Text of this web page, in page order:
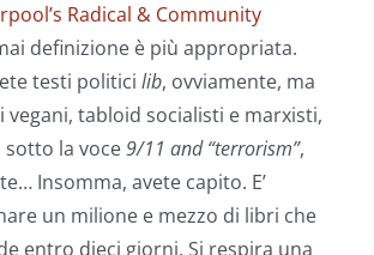
Radical & Community
definizione è più appropriata.
testi politici lib, ovviamente, ma
tabloid socialisti e marxisti,
la voce9/11 and “terrorism”,
Insomma, avete capito. E’
un milione e mezzo di libri che
entro dieci giorni. Si respira una